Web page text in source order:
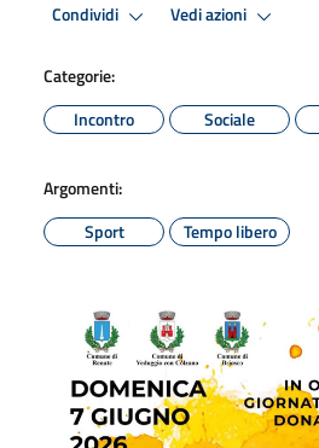
Condividi Vedi azioni
Categorie:
Incontro
Sociale
Argomenti:
Sport
Tempo libero